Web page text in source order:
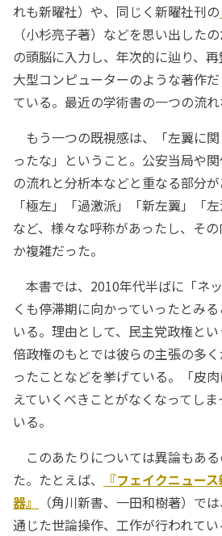
れも新曜社）や、同じく新曜社刊の
（小杉亮子著）などを思い出した
の頭脳に入力し、年次的に辿り、
大型コンピューターのような著作
ている。最近の学術書の一つの流れ
もう一つの既視感は、「左翼に
ったな」ということ。公安当局や
の流れと分析本などと重なる部分
「極左」「過激派」「新左翼」「
など、様々な呼称があったし、そ
か複雑だった。
本書では、2010年代半ばに「ネ
くも停滞期に向かっていったとみ
いる。理由として、民主党政権と
倍政権のもとでは彼らの主張の多
ったことなどを挙げている。「皮
えていくべきことがなくなってし
いる。
このあたりについては異論もあ
た。たとえば、
『フェイクニュース
器』
（角川新書、一田和樹著）で
通じた世論操作、工作が行われて